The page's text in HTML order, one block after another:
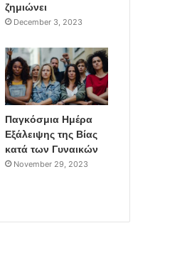
ζημιώνει
December 3, 2023
Παγκόσμια Ημέρα
Εξάλειψης της Βίας
κατά των Γυναικών
November 29, 2023